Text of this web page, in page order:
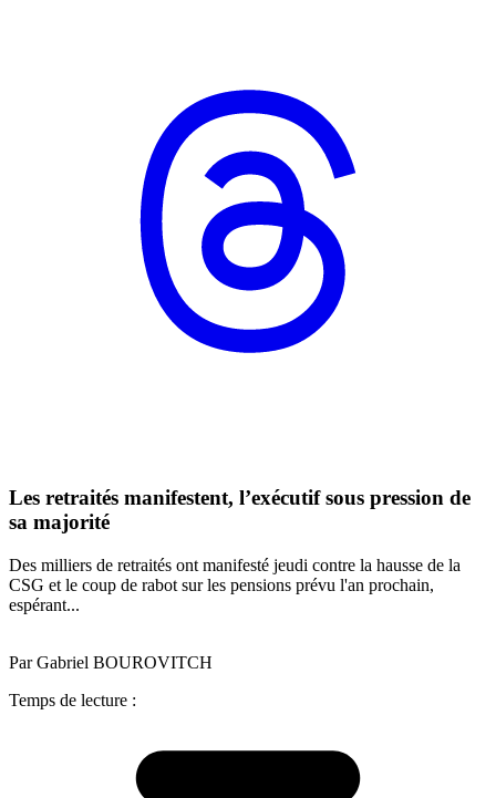
Les retraités manifestent, l’exécutif sous pression de
sa majorité
Des milliers de retraités ont manifesté jeudi contre la hausse de la
CSG et le coup de rabot sur les pensions prévu l'an prochain,
espérant...
Par Gabriel BOUROVITCH
Temps de lecture :